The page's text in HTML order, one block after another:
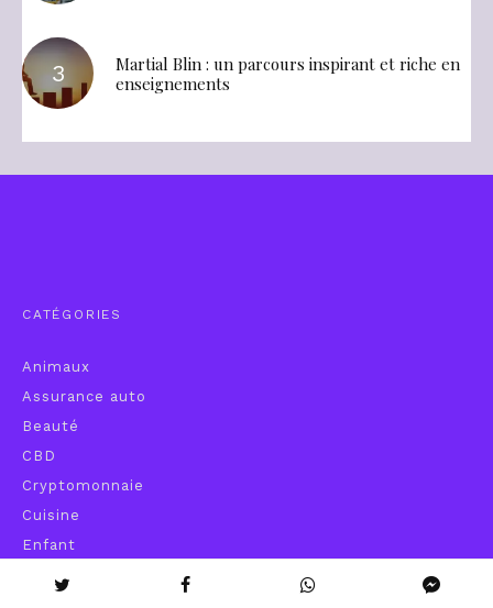
Martial Blin : un parcours inspirant et riche en
enseignements
CATÉGORIES
Animaux
Assurance auto
Beauté
CBD
Cryptomonnaie
Cuisine
Enfant
Entreprise